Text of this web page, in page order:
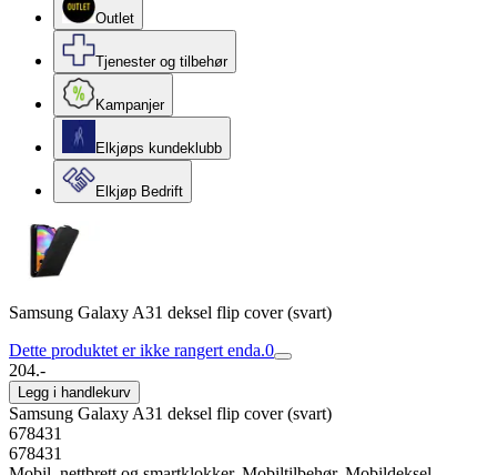
Outlet
Tjenester og tilbehør
Kampanjer
Elkjøps kundeklubb
Elkjøp Bedrift
Samsung Galaxy A31 deksel flip cover (svart)
Dette produktet er ikke rangert enda.0
204.-
Legg i handlekurv
Samsung Galaxy A31 deksel flip cover (svart)
678431
678431